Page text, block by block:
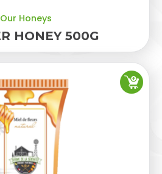
Our Honeys
HONEY 500G